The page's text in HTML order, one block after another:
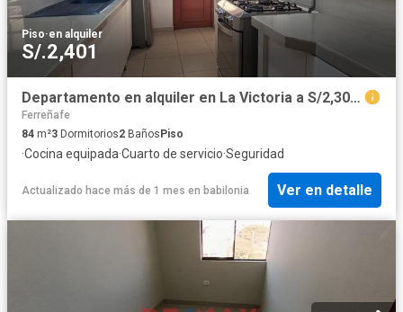
mismo para obtener más información y asegurar su lugar en
este emocionante proyecto de viviendas en Perú!
Piso·en alquiler
S/.2,401
Departamento en alquiler en La Victoria a S/2,300 al mes
Ferreñafe
84 m²3 Dormitorios2 BañosPiso
·Cocina equipada·Cuarto de servicio·Seguridad
Actualizado hace más de 1 mes en babilonia Ver en detalle